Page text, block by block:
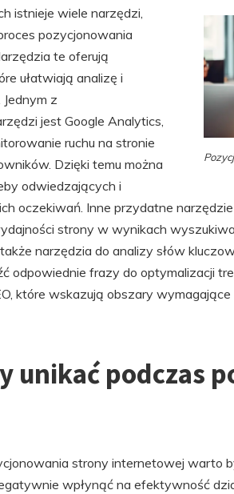
istnieje wiele narzędzi,
pozycjonowania
te oferują
ułatwiają analizę i
z
jest Google Analytics,
ruchu na stronie
Dzięki temu można
odwiedzających i
oczekiwań. Inne przydatne
strony w wynikach
narzędzia do analizy słów
odpowiednie frazy do optymalizacji
które wskazują obszary wymagające
unikać podczas
strony internetowej warto
wpłynąć na efektywność